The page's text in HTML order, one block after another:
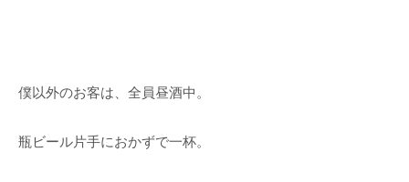
僕以外のお客は、全員昼酒中。
瓶ビール片手におかずで一杯。